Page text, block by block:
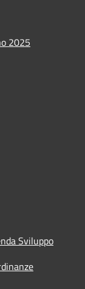
2025
Sviluppo